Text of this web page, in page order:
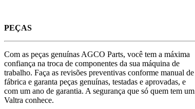
PEÇAS
Com as peças genuínas AGCO Parts, você tem a máxima
confiança na troca de componentes da sua máquina de
trabalho. Faça as revisões preventivas conforme manual de
fábrica e garanta peças genuínas, testadas e aprovadas, e
com um ano de garantia. A segurança que só quem tem um
Valtra conhece.